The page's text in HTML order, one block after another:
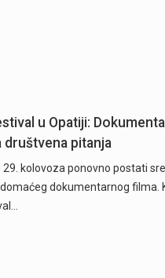
u Opatiji:
društvena pitanja
29. kolovoza ponovno postati
dokumentarnog filma.